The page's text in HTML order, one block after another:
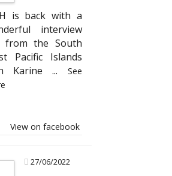
is back with a
interview
from the South
Pacific Islands
Karine...
See
View on facebook
27/06/2022